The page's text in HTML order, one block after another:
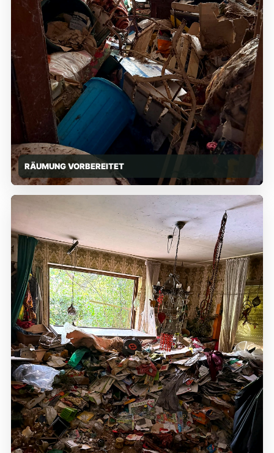
RÄUMUNG VORBEREITET